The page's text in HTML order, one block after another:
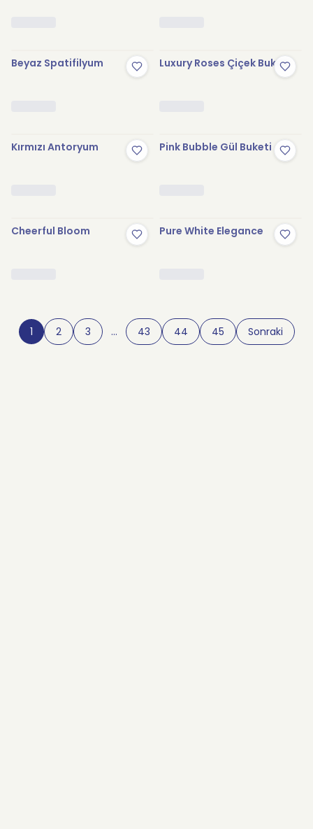
Beyaz Spatifilyum Luxury Roses Çiçek Buketi
Kırmızı Antoryum Pink Bubble Gül Buketi
Cheerful Bloom Pure White Elegance
1 2 3 … 43 44 45 Sonraki